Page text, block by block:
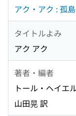
アク・アク : 孤
タイトルよみ
アク アク
著者・編者
トール・ヘイエ
山田晃 訳